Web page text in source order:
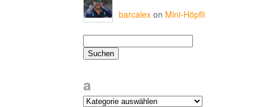
barcalex on Mini-Höpfli
a